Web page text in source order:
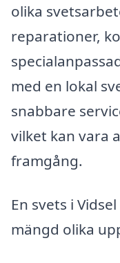
olika
reparationer,
med en lokal
snabbare
vilket kan vara
framgång.
En svets i
mängd olika